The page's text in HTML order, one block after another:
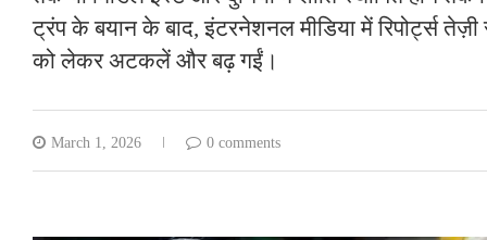
ट्रंप के बयान के बाद, इंटरनेशनल मीडिया में रिपोर्ट्स
को लेकर अटकलें और बढ़ गईं।
March 1, 2026 0 comments